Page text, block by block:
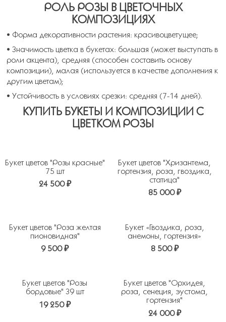
РОЛЬ РОЗЫ В ЦВЕТОЧНЫХ
КОМПОЗИЦИЯХ
• Форма декоративности растения: красивоцветущее;
• Значимость цветка в букетах: большая (может выступать в
роли акцента), средняя (способен составить основу
композиции), малая (используется в качестве дополнения к
другим цветам);
• Устойчивость в условиях срезки: средняя (7-14 дней).
КУПИТЬ БУКЕТЫ И КОМПОЗИЦИИ С
ЦВЕТКОМ РОЗЫ
Букет цветов "Розы красные"
75 шт
24 500 ₽
Букет цветов "Хризантема,
гортензия, роза, гвоздика,
статица"
85 000 ₽
Букет цветов "Роза желтая
пионовидная"
9 500 ₽
Букет «Гвоздика, роза,
анемоны, гортензия»
8 500 ₽
Букет цветов "Розы
бордовые" 39 шт
19 250 ₽
Букет цветов "Орхидея,
роза, сенеция, эустома,
гортензия"
24 000 ₽